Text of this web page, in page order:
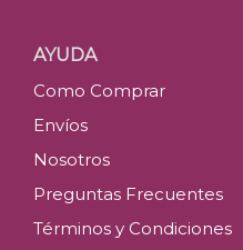
AYUDA
Como Comprar
Envíos
Nosotros
Preguntas Frecuentes
Términos y Condiciones